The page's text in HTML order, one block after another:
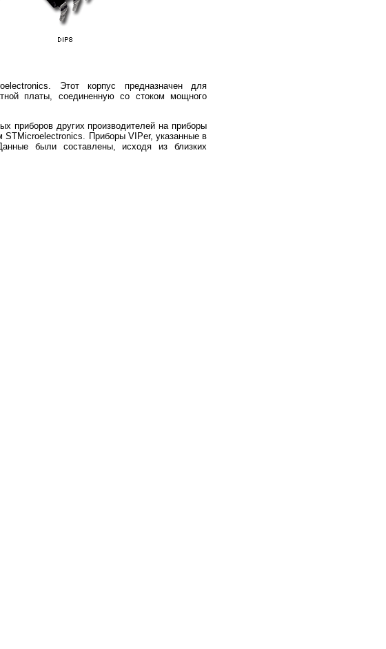
Этот корпус предназначен для
платы, соединенную со стоком мощного
приборов других производителей на приборы
STMicroelectronics. Приборы VIPer, указанные в
были составлены, исходя из близких